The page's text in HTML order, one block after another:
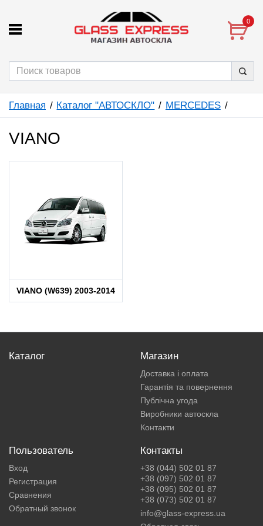
0
Главная Каталог "АВТОСКЛО" MERCEDES
VIANO
VIANO (W639) 2003-2014
Каталог Магазин
Доставка і оплата
Гарантія та повернення
Публічна угода
Виробники автоскла
Контакти
Пользователь
Вход
Регистрация
Сравнения
Обратный звонок
Контакты
+38 (044) 502 01 87
+38 (097) 502 01 87
+38 (095) 502 01 87
+38 (073) 502 01 87
info@glass-express.ua